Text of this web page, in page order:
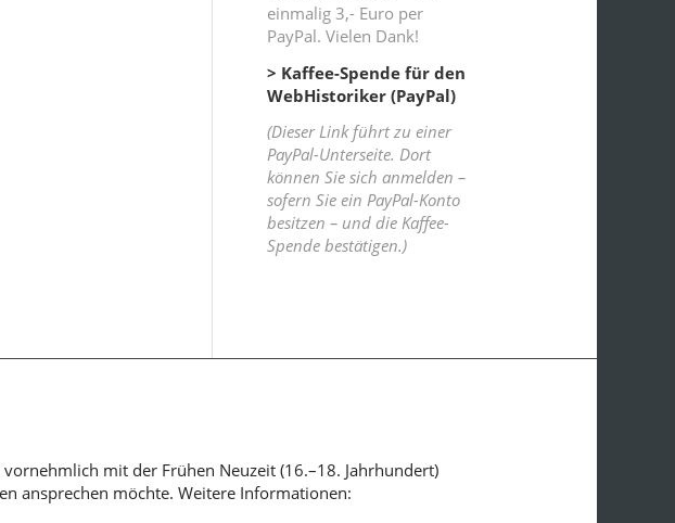
einmalig 3,- Euro per
PayPal. Vielen Dank!
> Kaffee-Spende für den
WebHistoriker (PayPal)
(Dieser Link führt zu einer
PayPal-Unterseite. Dort
können Sie sich anmelden –
sofern Sie ein PayPal-Konto
besitzen – und die Kaffee-
Spende bestätigen.)
mit der Frühen Neuzeit (16.–18. Jahrhundert)
ansprechen möchte. Weitere Informationen: